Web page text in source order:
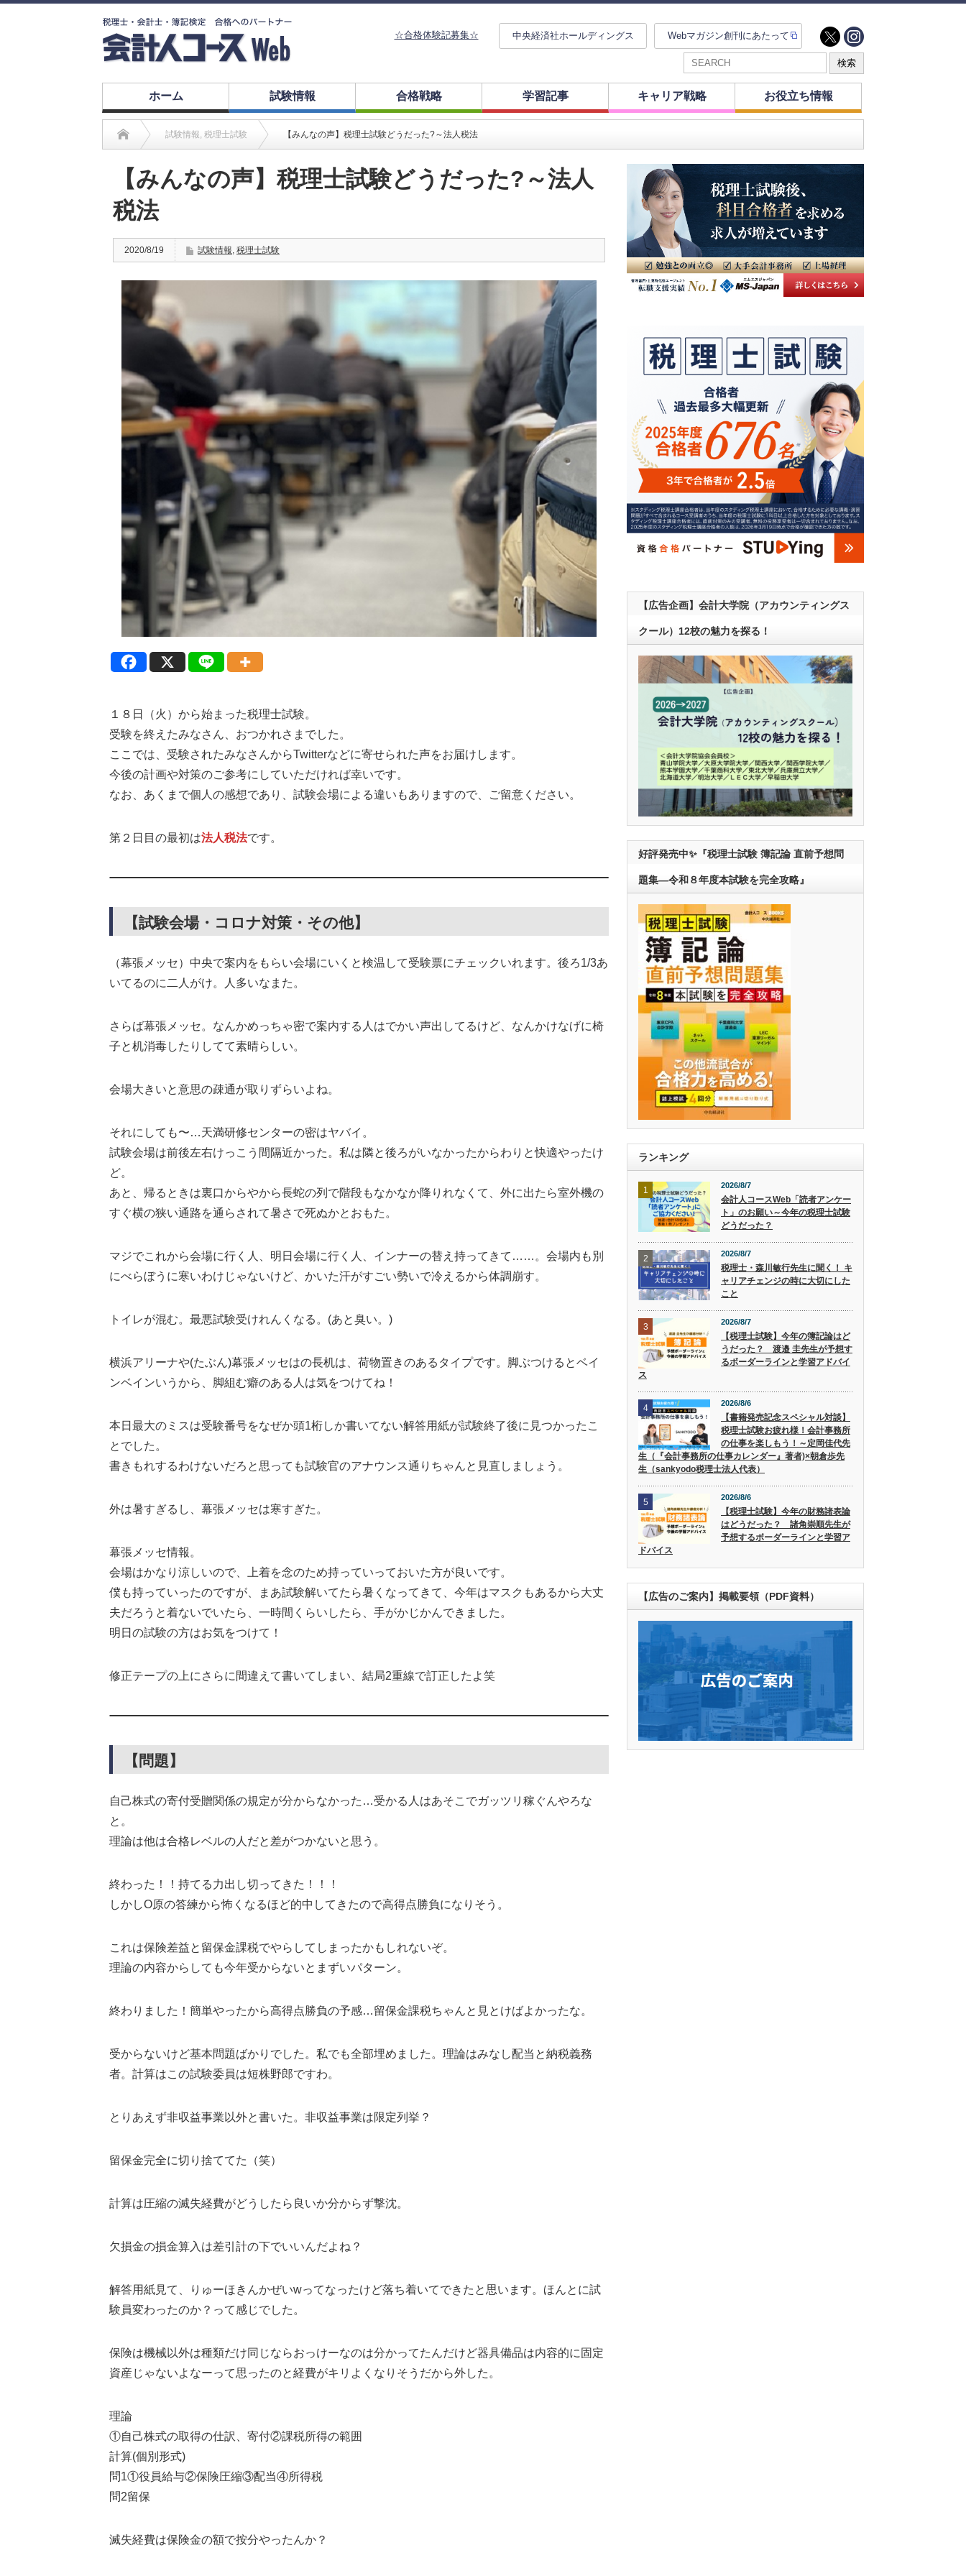
☆合格体験記募集☆ 中央経済社ホールディングス Webマガジン創刊にあたって
ホーム 試験情報 合格戦略 学習記事 キャリア戦略 お役立ち情報
試験情報, 税理士試験 【みんなの声】税理士試験どうだった?～法人税法
【みんなの声】税理士試験どうだった?～法人
税法
2020/8/19 試験情報, 税理士試験
１８日（火）から始まった税理士試験。
受験を終えたみなさん、おつかれさまでした。
ここでは、受験されたみなさんからTwitterなどに寄せられた声をお届けします。
今後の計画や対策のご参考にしていただければ幸いです。
なお、あくまで個人の感想であり、試験会場による違いもありますので、ご留意ください。
第２日目の最初は法人税法です。
【試験会場・コロナ対策・その他】
（幕張メッセ）中央で案内をもらい会場にいくと検温して受験票にチェックいれます。後ろ1/3あ
いてるのに二人がけ。人多いなまた。
さらば幕張メッセ。なんかめっちゃ密で案内する人はでかい声出してるけど、なんかけなげに椅
子と机消毒したりしてて素晴らしい。
会場大きいと意思の疎通が取りずらいよね。
それにしても〜…天満研修センターの密はヤバイ。
試験会場は前後左右けっこう間隔近かった。私は隣と後ろがいなかったからわりと快適やったけ
ど。
あと、帰るときは裏口からやから長蛇の列で階段もなかなか降りれなくて、外に出たら室外機の
すぐ横の狭い通路を通らされて暑さで死ぬかとおもた。
マジでこれから会場に行く人、明日会場に行く人、インナーの替え持ってきて……。会場内も別
にべらぼうに寒いわけじゃないけど、かいた汗がすごい勢いで冷えるから体調崩す。
トイレが混む。最悪試験受けれんくなる。(あと臭い。)
横浜アリーナや(たぶん)幕張メッセはの長机は、荷物置きのあるタイプです。脚ぶつけるとベイ
ンベインいうから、脚組む癖のある人は気をつけてね！
本日最大のミスは受験番号をなぜか頭1桁しか書いてない解答用紙が試験終了後に見つかったこ
とでした。
書きもれするわけないだろと思っても試験官のアナウンス通りちゃんと見直しましょう。
外は暑すぎるし、幕張メッセは寒すぎた。
幕張メッセ情報。
会場はかなり涼しいので、上着を念のため持っていっておいた方が良いです。
僕も持っていったのですが、まあ試験解いてたら暑くなってきて、今年はマスクもあるから大丈
夫だろうと着ないでいたら、一時間くらいしたら、手がかじかんできました。
明日の試験の方はお気をつけて！
修正テープの上にさらに間違えて書いてしまい、結局2重線で訂正したよ笑
【問題】
自己株式の寄付受贈関係の規定が分からなかった…受かる人はあそこでガッツリ稼ぐんやろな
と。
理論は他は合格レベルの人だと差がつかないと思う。
終わった！！持てる力出し切ってきた！！！
しかしO原の答練から怖くなるほど的中してきたので高得点勝負になりそう。
これは保険差益と留保金課税でやらしてしまったかもしれないぞ。
理論の内容からしても今年受からないとまずいパターン。
終わりました！簡単やったから高得点勝負の予感…留保金課税ちゃんと見とけばよかったな。
受からないけど基本問題ばかりでした。私でも全部埋めました。理論はみなし配当と納税義務
者。計算はこの試験委員は短株野郎ですわ。
とりあえず非収益事業以外と書いた。非収益事業は限定列挙？
留保金完全に切り捨ててた（笑）
計算は圧縮の滅失経費がどうしたら良いか分からず撃沈。
欠損金の損金算入は差引計の下でいいんだよね？
解答用紙見て、りゅーほきんかぜいwってなったけど落ち着いてできたと思います。ほんとに試
験員変わったのか？って感じでした。
保険は機械以外は種類だけ同じならおっけーなのは分かってたんだけど器具備品は内容的に固定
資産じゃないよなーって思ったのと経費がキリよくなりそうだから外した。
理論
①自己株式の取得の仕訳、寄付②課税所得の範囲
計算(個別形式)
問1①役員給与②保険圧縮③配当④所得税
問2留保
滅失経費は保険金の額で按分やったんか？
【広告企画】会計大学院（アカウンティングス
クール）12校の魅力を探る！
好評発売中✨『税理士試験 簿記論 直前予想問
題集―令和８年度本試験を完全攻略』
ランキング
1 2026/8/7
会計人コースWeb「読者アンケー
ト」のお願い～今年の税理士試験
どうだった？
2 2026/8/7
税理士・森川敏行先生に聞く！ キ
ャリアチェンジの時に大切にした
こと
3 2026/8/7
【税理士試験】今年の簿記論はど
うだった？ 渡邉 圭先生が予想す
るボーダーラインと学習アドバイ
ス
4 2026/8/6
【書籍発売記念スペシャル対談】
税理士試験お疲れ様！会計事務所
の仕事を楽しもう！～定岡佳代先
生（『会計事務所の仕事カレンダー』著者)×朝倉歩先
生（sankyodo税理士法人代表）
5 2026/8/6
【税理士試験】今年の財務諸表論
はどうだった？ 諸角崇順先生が
予想するボーダーラインと学習ア
ドバイス
【広告のご案内】掲載要領（PDF資料）